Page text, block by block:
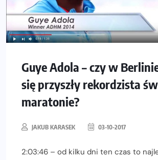
Guye Adola – czy w
się przyszły rekordzista
maratonie?
JAKUB KARASEK 03-10-2017
2:03:46 – od kilku dni ten czas to